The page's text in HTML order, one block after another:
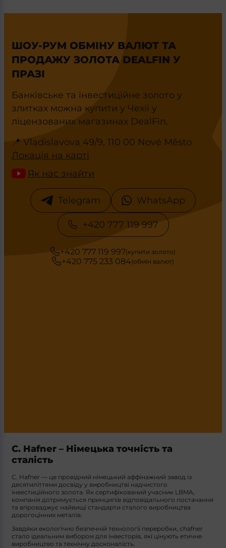
ШОУ-РУМ ОБМІНУ ВАЛЮТ ТА
ПРОДАЖУ ЗОЛОТА DEALFIN У
ПРАЗІ
Банківське та інвестиційне золото у
злитках можна купити у Чехії у
ліцензованих магазинах DealFin.
📍 Vladislavova 49/9, 110 00 Nové Město
Локація на карті
Як нас знайти
Telegram WhatsApp
+420 777 119 997
+420 777 119 997(купити золото)
+420 775 233 084(обмін валют)
C. Hafner – Німецька точність та
сталість
C. Hafner — це провідний німецький аффінажний завод із
десятиліттями досвіду у виробництві надчистого
інвестиційного золота. Як сертифікований учасник LBMA,
компанія дотримується принципів відповідального постачання
та впроваджує найвищі стандарти сталого виробництва
дорогоцінних металів.
Завдяки екологічно безпечній технології переробки, chafner
стало ідеальним вибором для інвесторів, які цінують етичне
виробництво та технічну досконалість.